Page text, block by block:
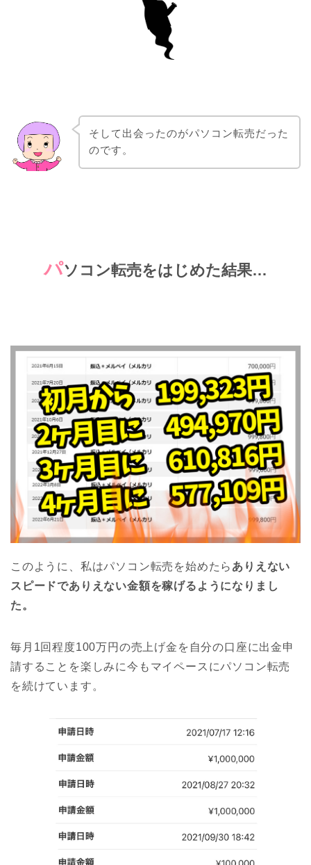
そして出会ったのがパソコン転売だった
のです。
パソコン転売をはじめた結果…
このように、私はパソコン転売を始めたら ありえない
スピードでありえない金額を稼げるようになりまし
た。
毎月1回程度100万円の売上げ金を自分の口座に出金申
請することを楽しみに今もマイペースにパソコン転売
を続けています。